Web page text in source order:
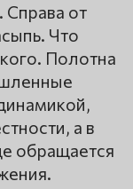
от
Что
Полотна
а в
обращается